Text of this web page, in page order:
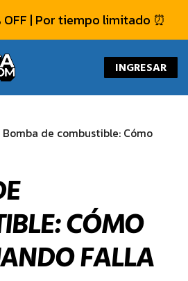
| Por tiempo limitado ⏰
INGRESAR
Bomba de combustible: Cómo
CÓMO
FALLA